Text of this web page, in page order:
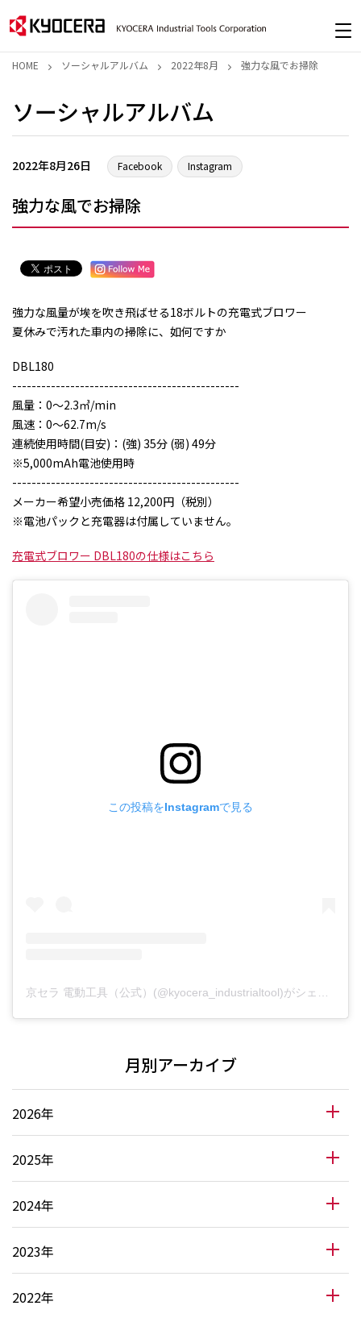
HOME ソーシャルアルバム 2022年8月 強力な風でお掃除
ソーシャルアルバム
2022年8月26日 Facebook Instagram
強力な風でお掃除
強力な風量が埃を吹き飛ばせる18ボルトの充電式ブロワー
夏休みで汚れた車内の掃除に、如何ですか
DBL180
-----------------------------------------------
風量：0～2.3㎥/min
風速：0～62.7m/s
連続使用時間(目安)：(強) 35分 (弱) 49分
※5,000mAh電池使用時
-----------------------------------------------
メーカー希望小売価格 12,200円（税別）
※電池パックと充電器は付属していません。
充電式ブロワー DBL180の仕様はこちら
この投稿をInstagramで見る
月別アーカイブ
2026年
2025年
2024年
2023年
2022年